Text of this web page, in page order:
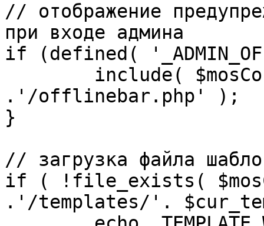
// отображение
при входе админа
if (defined(
.'/offlinebar.php' );
}
// загрузка файла
if ( !file_exists(
.'/templates/'.